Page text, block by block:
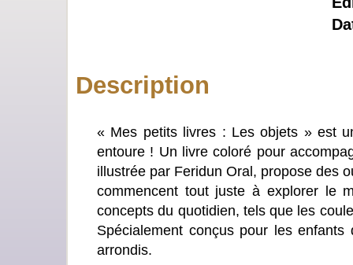
Description
« Mes petits livres : Les objets » est
entoure ! Un livre coloré pour
illustrée par Feridun Oral, propose des
commencent tout juste à explorer le
concepts du quotidien, tels que les
Spécialement conçus pour les
arrondis.